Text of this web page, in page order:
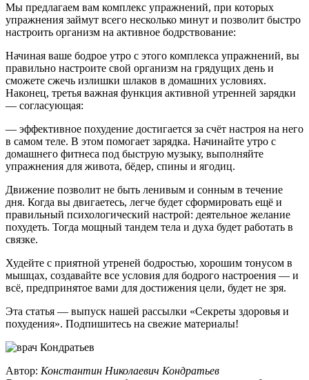
Мы предлагаем вам комплекс упражнений, при которых
упражнения займут всего несколько минут и позволит быстро
настроить организм на активное бодрствование:
Начиная ваше бодрое утро с этого комплекса упражнений, вы
правильно настроите свой организм на грядущих день и
сможете сжечь излишки шлаков в домашних условиях.
Наконец, третья важная функция активной утренней зарядки
— согласующая:
— эффективное похудение достигается за счёт настроя на него
в самом теле. В этом помогает зарядка. Начинайте утро с
домашнего фитнеса под быструю музыку, выполняйте
упражнения для живота, бёдер, спины и ягодиц.
Движение позволит не быть ленивым и сонным в течение
дня. Когда вы двигаетесь, легче будет сформировать ещё и
правильный психологический настрой: деятельное желание
похудеть. Тогда мощный тандем тела и духа будет работать в
связке.
Худейте с приятной утреней бодростью, хорошим тонусом в
мышцах, создавайте все условия для бодрого настроения — и
всё, предпринятое вами для достижения цели, будет не зря.
Эта статья — выпуск нашей рассылки «Секреты здоровья и
похудения». Подпишитесь на свежие материалы!
Автор: Константин Николаевич Кондратьев